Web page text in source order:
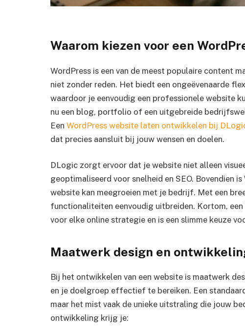
Waarom kiezen voor een
WordPress is een van de meest populaire content
niet zonder reden. Het biedt een ongeëvenaarde
waardoor je eenvoudig een professionele website
nu een blog, portfolio of een uitgebreide
Een WordPress website laten ontwikkelen bij
dat precies aansluit bij jouw wensen en doelen.
DLogic zorgt ervoor dat je website niet alleen
geoptimaliseerd voor snelheid en SEO. Bovendien
website kan meegroeien met je bedrijf. Met een
functionaliteiten eenvoudig uitbreiden. Kortom,
voor elke online strategie en is een slimme keuze
Maatwerk design en
Bij het ontwikkelen van een website is maatwerk
en je doelgroep effectief te bereiken. Een
maar het mist vaak de unieke uitstraling die jouw
ontwikkeling krijg je: